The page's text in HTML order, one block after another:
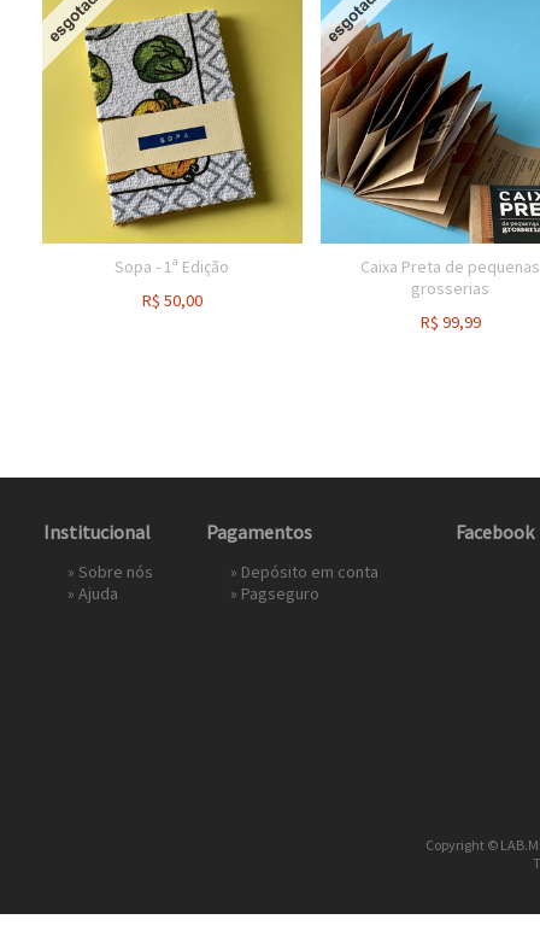
Sopa - 1ª Edição
R$ 50,00
Caixa Preta de pequenas
grosserias
R$ 99,99
Institucional
» Sobre nós
» Ajuda
Pagamentos
» Depósito em conta
» Pagseguro
Facebook
Copyright ©